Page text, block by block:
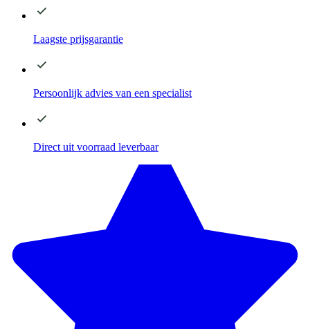
Laagste prijsgarantie
Persoonlijk advies van een specialist
Direct uit voorraad leverbaar